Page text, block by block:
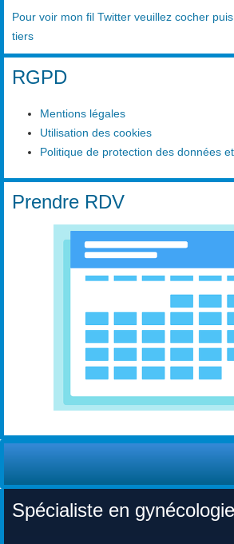
Pour voir mon fil Twitter veuillez cocher
tiers
RGPD
Mentions légales
Utilisation des cookies
Politique de protection des données
Prendre RDV
Spécialiste en